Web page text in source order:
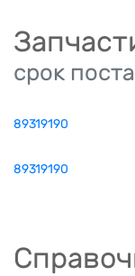
срок
89319190
89319190